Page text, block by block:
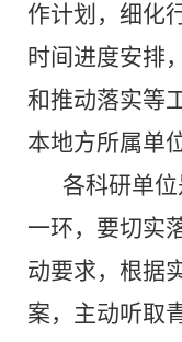
作计划，细化
时间进度安排
和推动落实等
本地方所属单
各科研单
一环，要切实
动要求，根据
案，主动听取